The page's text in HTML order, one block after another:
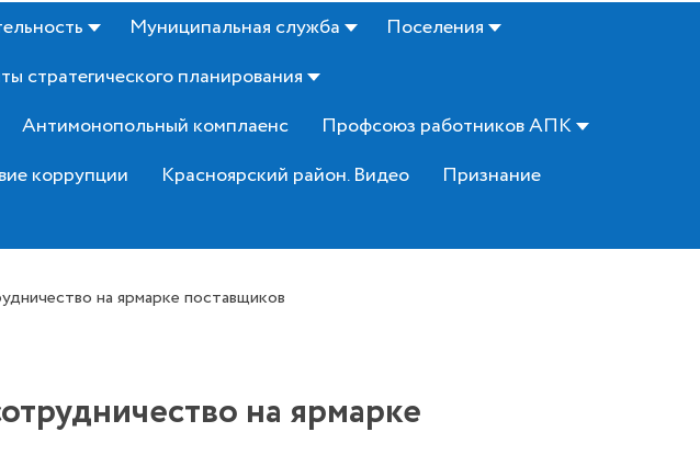
Муниципальная служба
Поселения
стратегического планирования
Антимонопольный комплаенс
Профсоюз работников АПК
коррупции Красноярский район. Видео
Признание
на ярмарке поставщиков
на ярмарке